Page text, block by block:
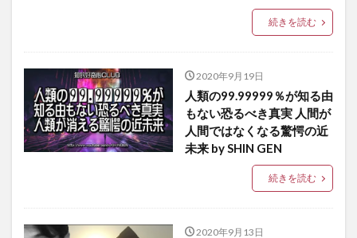
続きを読む
2020年9月19日
人類の99.99999％が知る由
もない恐るべき真実 人間が
人間ではなくなる驚愕の近
未来 by SHIN GEN
続きを読む
2020年9月13日